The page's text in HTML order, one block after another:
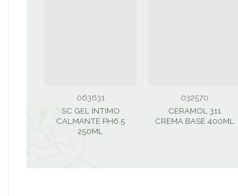
063631
SC GEL INTIMO
CALMANTE PH6.5
250ML
032570
CERAMOL 311
CREMA BASE 400ML